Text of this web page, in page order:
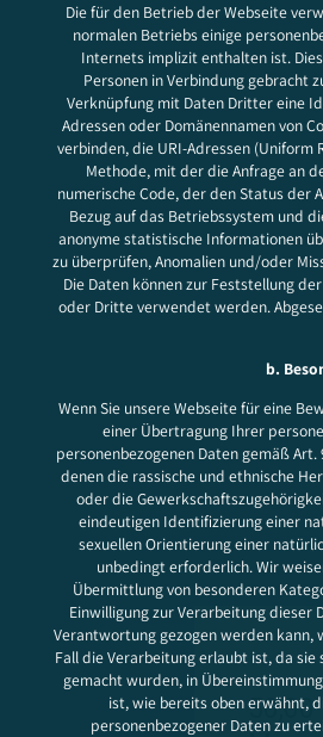
Die für den Betrieb der Webseite
normalen Betriebs einige
Internets implizit enthalten ist.
Personen in Verbindung gebracht
Verknüpfung mit Daten Dritter eine
Adressen oder Domänennamen von
verbinden, die URI-Adressen
Methode, mit der die Anfrage an
numerische Code, der den Status der
Bezug auf das Betriebssystem und
anonyme statistische Informationen
zu überprüfen, Anomalien und/oder
Die Daten können zur Feststellung
oder Dritte verwendet werden.
b.
Wenn Sie unsere Webseite für eine
einer Übertragung Ihrer
personenbezogenen Daten gemäß
denen die rassische und ethnische
oder die
eindeutigen Identifizierung einer
sexuellen Orientierung einer
unbedingt erforderlich. Wir
Übermittlung von besonderen
Einwilligung zur Verarbeitung dieser
Verantwortung gezogen werden kann,
Fall die Verarbeitung erlaubt ist, da
gemacht wurden, in
ist, wie bereits oben erwähnt,
personenbezogener Daten zu